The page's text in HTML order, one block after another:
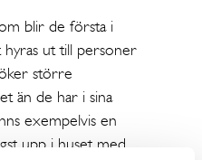
blir de första i
hyras ut till personer
större
än de har i sina
exempelvis en
upp i huset med